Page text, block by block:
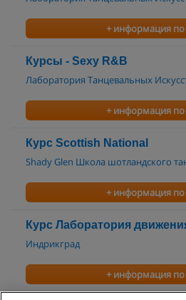
+ информация по
Курсы - Sexy R&B
Лаборатория Танцевальных
+ информация по
Курс Scottish National
Shady Glen Школа шотландского
+ информация по
Курс Лаборатория
Индрикград
+ информация по